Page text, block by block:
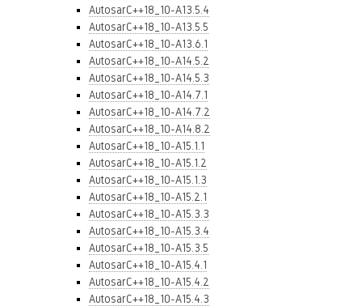
AutosarC++18_10-A13.5.4
AutosarC++18_10-A13.5.5
AutosarC++18_10-A13.6.1
AutosarC++18_10-A14.5.2
AutosarC++18_10-A14.5.3
AutosarC++18_10-A14.7.1
AutosarC++18_10-A14.7.2
AutosarC++18_10-A14.8.2
AutosarC++18_10-A15.1.1
AutosarC++18_10-A15.1.2
AutosarC++18_10-A15.1.3
AutosarC++18_10-A15.2.1
AutosarC++18_10-A15.3.3
AutosarC++18_10-A15.3.4
AutosarC++18_10-A15.3.5
AutosarC++18_10-A15.4.1
AutosarC++18_10-A15.4.2
AutosarC++18_10-A15.4.3